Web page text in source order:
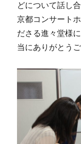
どについて話し
京都コンサート
ださる進々堂様
当にありがとう